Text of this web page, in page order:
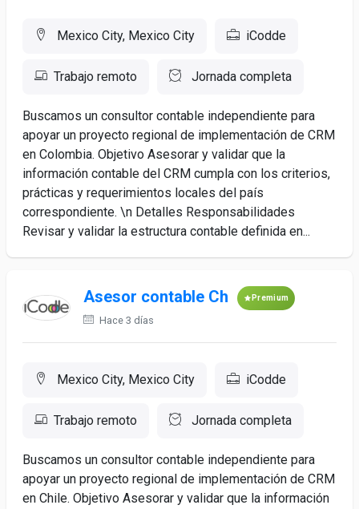
Mexico City, Mexico City iCodde
Trabajo remoto Jornada completa
Buscamos un consultor contable independiente para
apoyar un proyecto regional de implementación de CRM
en Colombia. Objetivo Asesorar y validar que la
información contable del CRM cumpla con los criterios,
prácticas y requerimientos locales del país
correspondiente. \n Detalles Responsabilidades
Revisar y validar la estructura contable definida en...
Asesor contable Ch Premium
Hace 3 días
Mexico City, Mexico City iCodde
Trabajo remoto Jornada completa
Buscamos un consultor contable independiente para
apoyar un proyecto regional de implementación de CRM
en Chile. Objetivo Asesorar y validar que la información